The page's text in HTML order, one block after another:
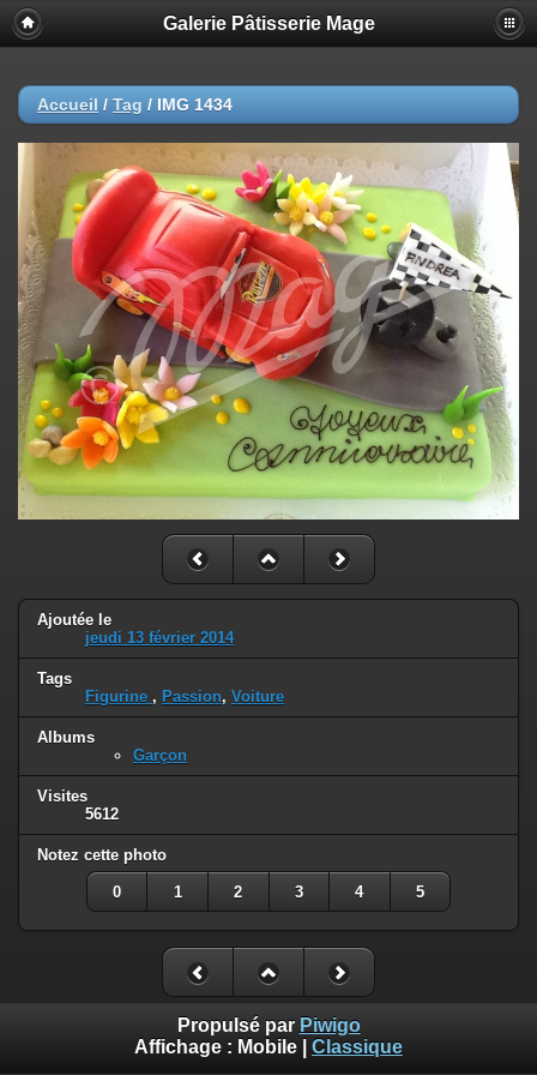
Galerie Pâtisserie Mage
Accueil / Tag / IMG 1434
Ajoutée le
jeudi 13 février 2014
Tags
Figurine , Passion, Voiture
Albums
Garçon
Visites
5612
Notez cette photo
0 1 2 3 4 5
Propulsé par Piwigo
Affichage : Mobile Classique